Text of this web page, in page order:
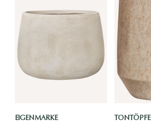
EIGENMARKE TONTÖPFE